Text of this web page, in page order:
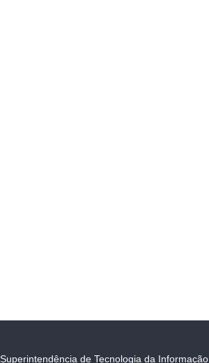
Superintendência de Tecnologia da Informação